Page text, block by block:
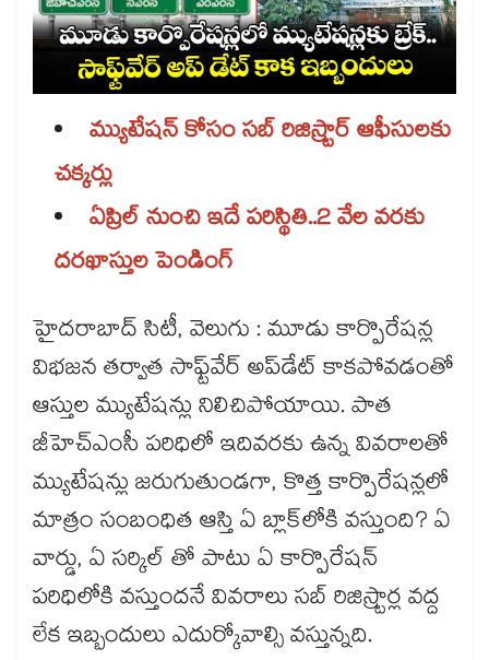
మ్యుటేషన్ కోసం సబ్ రిజిస్ర్టార్ ఆఫీసులకు
చక్కర్లు
ఏప్రిల్ నుంచి ఇదే పరిస్థితి..2 వేల వరకు
దరఖాస్తుల పెండింగ్
హైదరాబాద్ సిటీ, వెలుగు : మూడు కార్పొరేషన్ల
విభజన తర్వాత సాఫ్ట్‌‌‌‌‌‌‌‌‌‌‌‌‌‌‌‌‌‌‌‌‌‌‌‌‌‌‌‌‌‌‌‌వేర్ అప్‌‌‌‌‌‌‌‌‌‌‌‌‌‌‌‌‌‌‌‌‌‌‌‌‌‌‌‌‌‌‌‌డేట్ కాకపోవడంతో
ఆస్తుల మ్యుటేషన్లు నిలిచిపోయాయి. పాత
జీహెచ్ఎంసీ పరిధిలో ఇదివరకు ఉన్న వివరాలతో
మ్యుటేషన్లు జరుగుతుండగా, కొత్త కార్పొరేషన్లలో
మాత్రం సంబంధిత ఆస్తి ఏ బ్లాక్‌‌‌‌‌‌‌‌‌‌‌‌‌‌‌‌‌‌‌‌‌‌‌‌‌‌‌‌‌‌‌‌లోకి వస్తుంది? ఏ
వార్డు, ఏ సర్కిల్ తో పాటు ఏ కార్పొరేషన్
పరిధిలోకి వస్తుందనే వివరాలు సబ్ రిజిస్ర్టార్ల వద్ద
లేక ఇబ్బందులు ఎదుర్కోవాల్సి వస్తున్నది.